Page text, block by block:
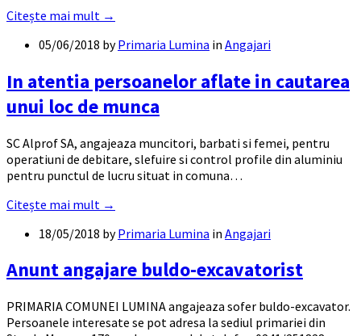
Citește mai mult →
05/06/2018 byPrimaria Lumina in Angajari
In atentia persoanelor aflate in cautarea
unui loc de munca
SC Alprof SA, angajeaza muncitori, barbati si femei, pentru
operatiuni de debitare, slefuire si control profile din aluminiu
pentru punctul de lucru situat in comuna…
Citește mai mult →
18/05/2018 byPrimaria Lumina in Angajari
Anunt angajare buldo-excavatorist
PRIMARIA COMUNEI LUMINA angajeaza sofer buldo-excavator.
Persoanele interesate se pot adresa la sediul primariei din